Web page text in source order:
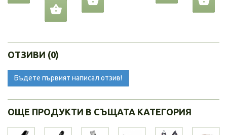
ОТЗИВИ (0)
Бъдете първият написал отзив!
ОЩЕ ПРОДУКТИ В СЪЩАТА КАТЕГОРИЯ